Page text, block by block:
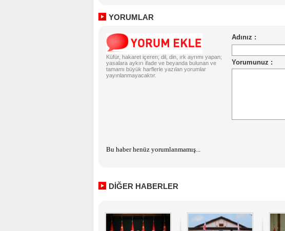
YORUMLAR
Küfür, hakaret içeren; dil, din, ırk ayrımı yapan;
yasalara aykırı ifade ve beyanda bulunan ve
tamamı büyük harflerle yazılan yorumlar
yayınlanmayacaktır.
Bu haber henüz yorumlanmamış...
DİĞER HABERLER